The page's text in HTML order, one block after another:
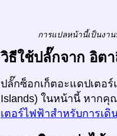
การแปลหน้านี้เป็นงา
วิธีใช้ปลั๊กจาก อิต
ปลั๊กซ็อกเก็ตอะแดปเตอ
Islands) ในหน้านี้ หากคุ
เตอร์ไฟฟ้าสำหรับการเ